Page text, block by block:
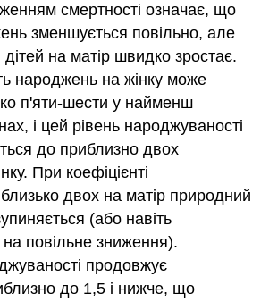
смертності означає, що
зменшується повільно, але
дітей на матір швидко зростає.
народжень на жінку може
п'яти-шести у найменш
і цей рівень народжуваності
до приблизно двох
При коефіцієнті
двох на матір природний
(або навіть
повільне зниження).
продовжує
до 1,5 і нижче, що